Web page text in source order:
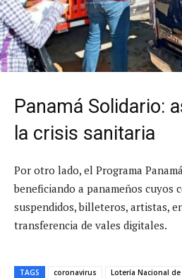
Panamá Solidario:
la crisis sanitaria
Por otro lado, el Programa
beneficiando a panameños cuyos
suspendidos, billeteros, artistas,
transferencia de vales digitales.
TAGS coronavirus
Lotería Nacional